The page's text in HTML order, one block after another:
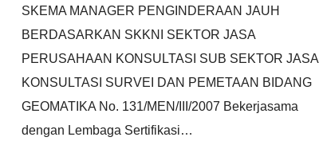
SKEMA MANAGER PENGINDERAAN JAUH
BERDASARKAN SKKNI SEKTOR JASA
PERUSAHAAN KONSULTASI SUB SEKTOR JASA
KONSULTASI SURVEI DAN PEMETAAN BIDANG
GEOMATIKA No. 131/MEN/III/2007 Bekerjasama
dengan Lembaga Sertifikasi…